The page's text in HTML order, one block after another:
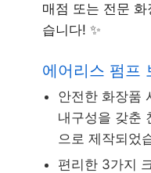
매점 또는 전문
습니다! ✨
에어리스 펌프
안전한 화장품
내구성을 갖춘
으로 제작되었
편리한 3가지